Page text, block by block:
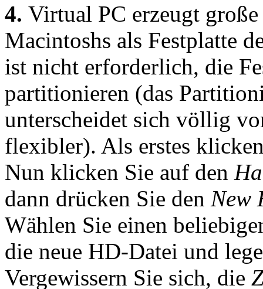
4. Virtual PC erzeugt
Macintoshs als Festplatte
ist nicht erforderlich, die
partitionieren (das
unterscheidet sich völlig
flexibler). Als erstes
Nun klicken Sie auf den
dann drücken Sie den New
Wählen Sie einen
die neue HD-Datei und
Vergewissern Sie sich, die